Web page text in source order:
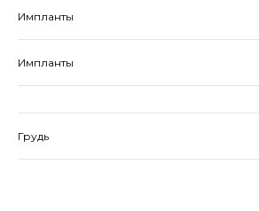
Импланты
Импланты
Грудь